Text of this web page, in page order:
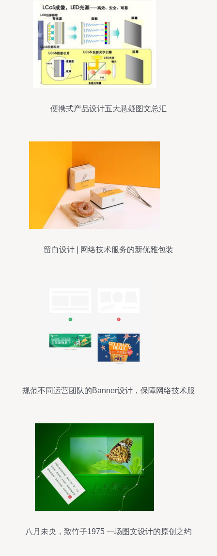
便携式产品设计五大悬疑图文总汇
留白设计 | 网络技术服务的新优雅包装
规范不同运营团队的Banner设计，保障网络技术服
八月未央，致竹子1975 一场图文设计的原创之约